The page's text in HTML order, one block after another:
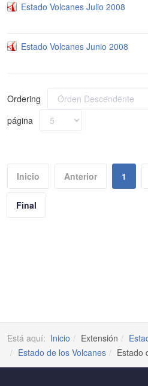
Estado Volcanes Julio 2008
Estado Volcanes Junio 2008
Ordering
página
Inicio Anterior 1
Final
Está aquí: Inicio Extensión
Estado de los Volcanes
Estado